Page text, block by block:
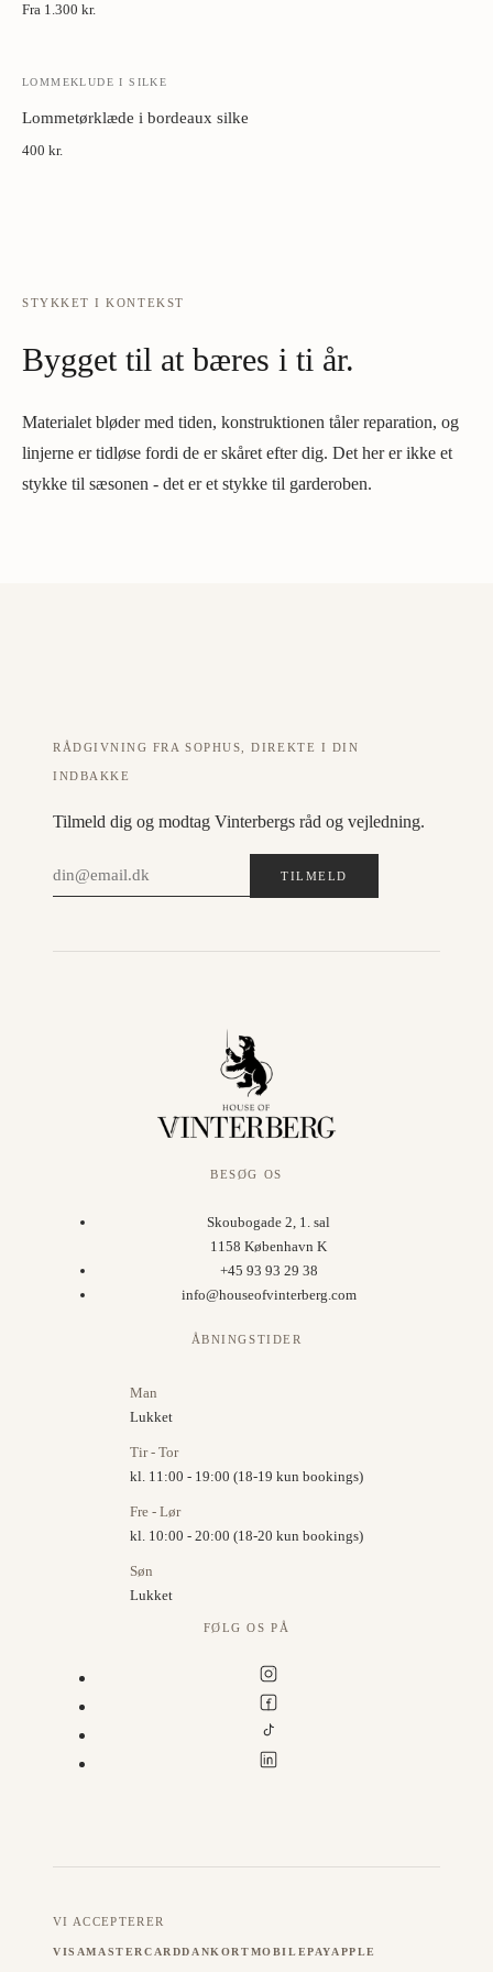
Fra 1.300 kr.
LOMMEKLUDE I SILKE
Lommetørklæde i bordeaux silke
400 kr.
STYKKET I KONTEKST
Bygget til at bæres i ti år.
Materialet bløder med tiden, konstruktionen tåler reparation, og
linjerne er tidløse fordi de er skåret efter dig. Det her er ikke et
stykke til sæsonen - det er et stykke til garderoben.
RÅDGIVNING FRA SOPHUS, DIREKTE I DIN
INDBAKKE
Tilmeld dig og modtag Vinterbergs råd og vejledning.
TILMELD
BESØG OS
Skoubogade 2, 1. sal
1158 København K
+45 93 93 29 38
info@houseofvinterberg.com
ÅBNINGSTIDER
Man
Lukket
Tir - Tor
kl. 11:00 - 19:00 (18-19 kun bookings)
Fre - Lør
kl. 10:00 - 20:00 (18-20 kun bookings)
Søn
Lukket
FØLG OS PÅ
VI ACCEPTERER
VISAMASTERCARDDANKORTMOBILEPAYAPPLE